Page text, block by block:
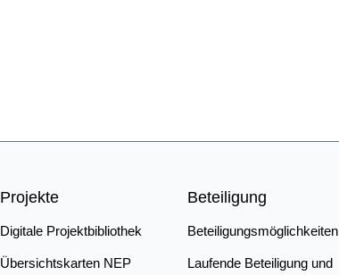
Projekte
Digitale Projektbibliothek
Übersichtskarten NEP
Beteiligung
Beteiligungsmöglichkeiten
Laufende Beteiligung und